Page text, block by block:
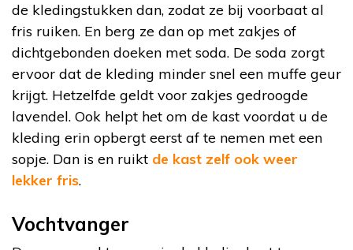
de kledingstukken dan, zodat ze bij voorbaat al
fris ruiken. En berg ze dan op met zakjes of
dichtgebonden doeken met soda. De soda zorgt
ervoor dat de kleding minder snel een muffe geur
krijgt. Hetzelfde geldt voor zakjes gedroogde
lavendel. Ook helpt het om de kast voordat u de
kleding erin opbergt eerst af te nemen met een
sopje. Dan is en ruikt de kast zelf ook weer
lekker fris.
Vochtvanger